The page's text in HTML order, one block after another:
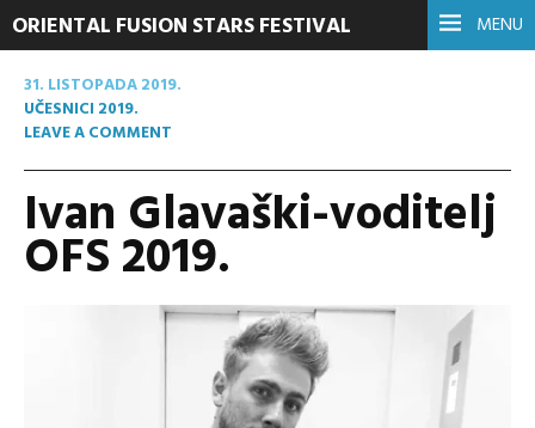
MENU
ORIENTAL FUSION STARS FESTIVAL
31. LISTOPADA 2019.
UČESNICI 2019.
LEAVE A COMMENT
Ivan Glavaški-voditelj
OFS 2019.